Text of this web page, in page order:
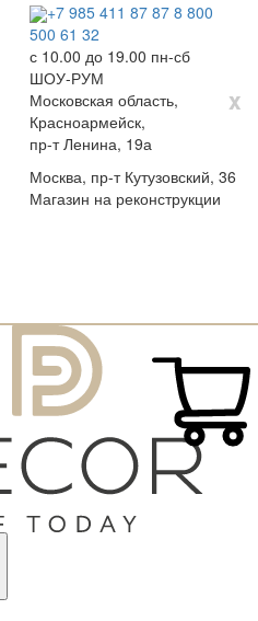
+7 985 411 87 87 8 800
500 61 32
с 10.00 до 19.00 пн-сб
ШОУ-РУМ
x
Московская область,
Красноармейск,
пр-т Ленина, 19а
Москва, пр-т Кутузовский, 36
Магазин на реконструкции